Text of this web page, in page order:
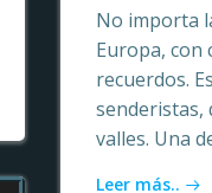
No importa
Europa, con
recuerdos.
senderistas,
valles. Una
Leer más..